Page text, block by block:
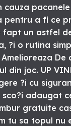
cauza
pentru a fi ce
fapt un astfel
?i o rutina
De
din joc. UP
?i cu
adaugat
gratuite
tu sa topul nu